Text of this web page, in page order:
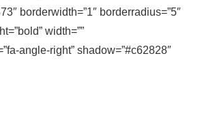
borderwidth=”1″ borderradius=”5″
width=””
angle-right” shadow=”#c62828″